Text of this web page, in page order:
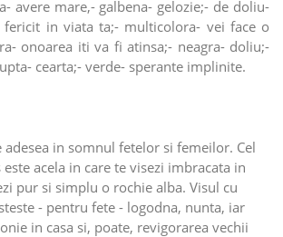
avere mare,- galbena- gelozie;- de doliu-
fericit in viata ta;- multicolora- vei face o
onoarea iti va fi atinsa;- neagra- doliu;-
cearta;- verde- sperante implinite.
adesea in somnul fetelor si femeilor. Cel
acela in care te visezi imbracata in
pur si simplu o rochie alba. Visul cu
- pentru fete - logodna, nunta, iar
in casa si, poate, revigorarea vechii